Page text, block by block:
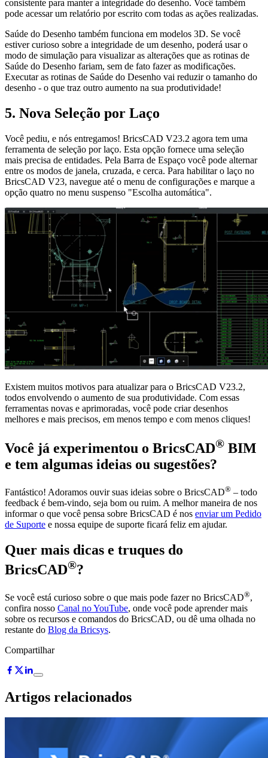
consistente para manter a integridade do desenho. Você também
pode acessar um relatório por escrito com todas as ações realizadas.
Saúde do Desenho também funciona em modelos 3D. Se você
estiver curioso sobre a integridade de um desenho, poderá usar o
modo de simulação para visualizar as alterações que as rotinas de
Saúde do Desenho fariam, sem de fato fazer as modificações.
Executar as rotinas de Saúde do Desenho vai reduzir o tamanho do
desenho - o que traz outro aumento na sua produtividade!
5. Nova Seleção por Laço
Você pediu, e nós entregamos! BricsCAD V23.2 agora tem uma
ferramenta de seleção por laço. Esta opção fornece uma seleção
mais precisa de entidades. Pela Barra de Espaço você pode alternar
entre os modos de janela, cruzada, e cerca. Para habilitar o laço no
BricsCAD V23, navegue até o menu de configurações e marque a
opção quatro no menu suspenso "Escolha automática".
Existem muitos motivos para atualizar para o BricsCAD V23.2,
todos envolvendo o aumento de sua produtividade. Com essas
ferramentas novas e aprimoradas, você pode criar desenhos
melhores e mais precisos, em menos tempo e com menos cliques!
Você já experimentou o BricsCAD® BIM
e tem algumas ideias ou sugestões?
Fantástico! Adoramos ouvir suas ideias sobre o BricsCAD® – todo
feedback é bem-vindo, seja bom ou ruim. A melhor maneira de nos
informar o que você pensa sobre BricsCAD é nos enviar um Pedido
de Suporte e nossa equipe de suporte ficará feliz em ajudar.
Quer mais dicas e truques do
BricsCAD®?
Se você está curioso sobre o que mais pode fazer no BricsCAD®,
confira nosso Canal no YouTube, onde você pode aprender mais
sobre os recursos e comandos do BricsCAD, ou dê uma olhada no
restante do Blog da Bricsys.
Compartilhar
Artigos relacionados